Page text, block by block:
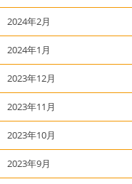
2024年2月
2024年1月
2023年12月
2023年11月
2023年10月
2023年9月